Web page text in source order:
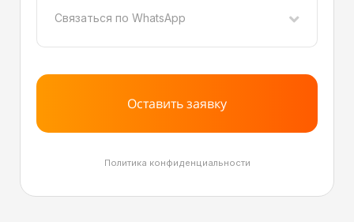
Связаться по WhatsApp
Оставить заявку
Политика конфиденциальности